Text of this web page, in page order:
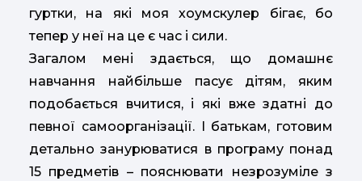
гуртки, на які моя хоумскулер бігає, бо
тепер у неї на це є час і сили.
Загалом мені здається, що домашнє
навчання найбільше пасує дітям, яким
подобається вчитися, і які вже здатні до
певної самоорганізації. І батькам, готовим
детально занурюватися в програму понад
15 предметів – пояснювати незрозуміле з